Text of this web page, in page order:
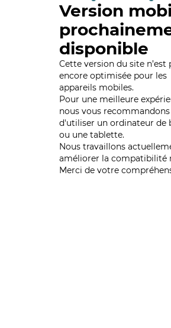
Version
disponible
Cette version du site n’est
encore optimisée pour les
appareils mobiles.
Pour une meilleure
nous vous recommandons
d'utiliser un ordinateur de
ou une tablette.
Nous travaillons
améliorer la compatibilité
Merci de votre